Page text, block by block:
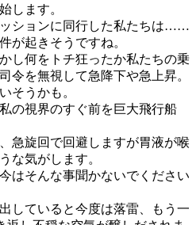
します。
ションに同行した私たちは……
が起きそうですね。
し何をトチ狂ったか私たちの乗
令を無視して急降下や急上昇。
そうかも。
の視界のすぐ前を巨大飛行船
急旋回で回避しますが胃液が喉
な気がします。
はそんな事聞かないでください
していると今度は落雷、もう一